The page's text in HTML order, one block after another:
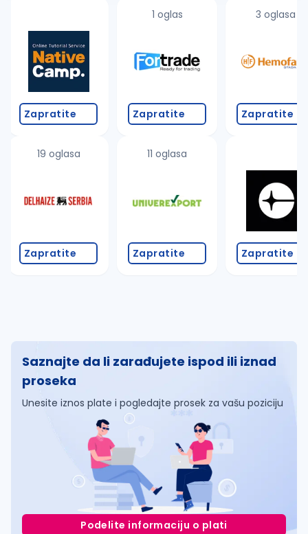
Zapratite
19 oglasa
Zapratite
1 oglas
Zapratite
11 oglasa
Zapratite
3 oglasa
Zapratite
Zapratite
Saznajte da li zarađujete ispod ili iznad
proseka
Unesite iznos plate i pogledajte prosek za vašu poziciju
Podelite informaciju o plati